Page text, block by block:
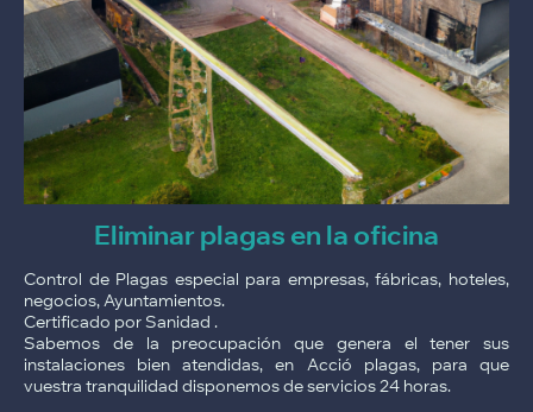
Eliminar plagas en la oficina
Control de Plagas especial para empresas, fábricas, hoteles,
negocios, Ayuntamientos.
Certificado por Sanidad .
Sabemos de la preocupación que genera el tener sus
instalaciones bien atendidas, en Acció plagas, para que
vuestra tranquilidad disponemos de servicios 24 horas.